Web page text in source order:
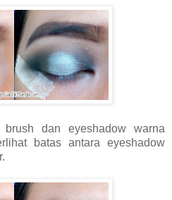
brush dan eyeshadow warna
batas antara eyeshadow